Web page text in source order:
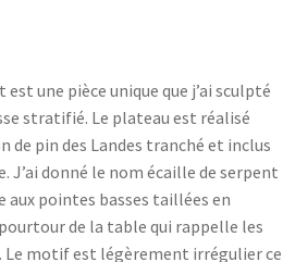
une pièce unique que j’ai sculpté
stratifié. Le plateau est réalisé
de pin des Landes tranché et inclus
J’ai donné le nom écaille de serpent
aux pointes basses taillées en
de la table qui rappelle les
Le motif est légèrement irrégulier ce